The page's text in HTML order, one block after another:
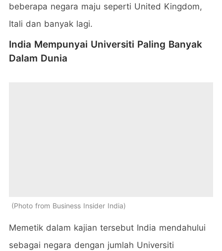
beberapa negara maju seperti United Kingdom,
Itali dan banyak lagi.
India Mempunyai Universiti Paling Banyak
Dalam Dunia
Photo from Business Insider India
Memetik dalam kajian tersebut India mendahului
sebagai negara dengan jumlah Universiti